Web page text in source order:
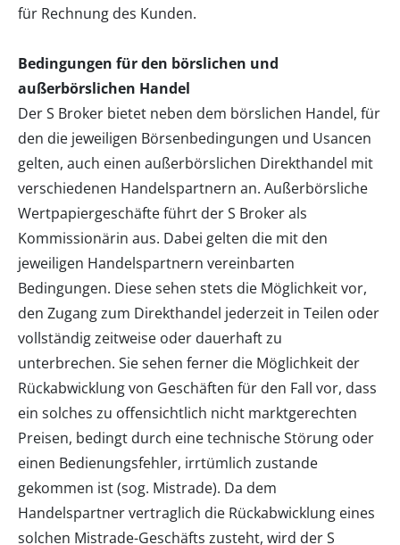
für Rechnung des Kunden.
Bedingungen für den börslichen und
außerbörslichen Handel
Der S Broker bietet neben dem börslichen Handel, für
den die jeweiligen Börsenbedingungen und Usancen
gelten, auch einen außerbörslichen Direkthandel mit
verschiedenen Handelspartnern an. Außerbörsliche
Wertpapiergeschäfte führt der S Broker als
Kommissionärin aus. Dabei gelten die mit den
jeweiligen Handelspartnern vereinbarten
Bedingungen. Diese sehen stets die Möglichkeit vor,
den Zugang zum Direkthandel jederzeit in Teilen oder
vollständig zeitweise oder dauerhaft zu
unterbrechen. Sie sehen ferner die Möglichkeit der
Rückabwicklung von Geschäften für den Fall vor, dass
ein solches zu offensichtlich nicht marktgerechten
Preisen, bedingt durch eine technische Störung oder
einen Bedienungsfehler, irrtümlich zustande
gekommen ist (sog. Mistrade). Da dem
Handelspartner vertraglich die Rückabwicklung eines
solchen Mistrade-Geschäfts zusteht, wird der S